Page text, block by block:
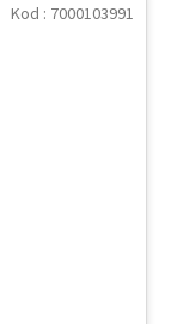
Kod : 7000103991